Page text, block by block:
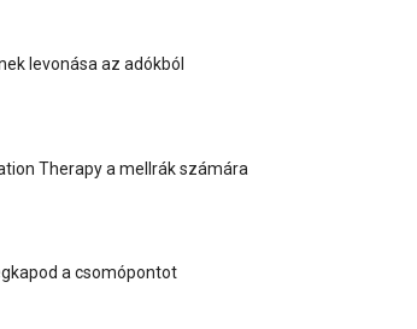
levonása az adókból
Therapy a mellrák számára
a csomópontot